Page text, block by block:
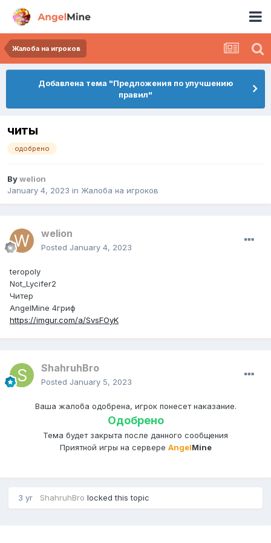
Жалоба на игроков
Добавлена тема "Предложения по улучшению
правил"
читы
одобрено
Bywelion
January 4, 2023 in Жалоба на игроков
welion
Posted January 4, 2023
teropoly
Not_Lycifer2
Читер
AngelMine 4гриф
https://imgur.com/a/SvsFOyK
ShahruhBro
Posted January 5, 2023
Ваша жалоба одобрена, игрок понесет наказание.
Одобрено
Тема будет закрыта после данного сообщения
Приятной игры на сервере AngelMine
3 yr ShahruhBro locked this topic